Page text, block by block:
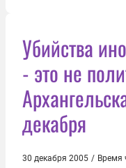
Убийства
- это не
декабря
30 декабря 2005 / Время